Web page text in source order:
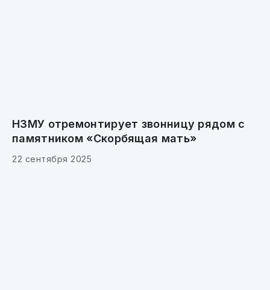
НЗМУ отремонтирует звонницу рядом с
памятником «Скорбящая мать»
22 сентября 2025